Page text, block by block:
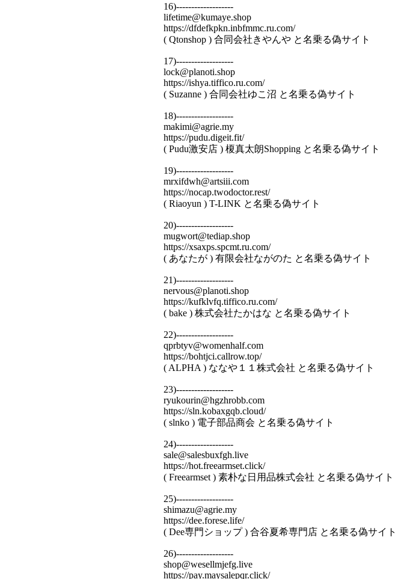
16)-------------------
lifetime@kumaye.shop
https://dfdefkpkn.inbfmmc.ru.com/
( Qtonshop ) 合同会社きやんや と名乗る偽サイト
17)-------------------
lock@planoti.shop
https://ishya.tiffico.ru.com/
( Suzanne ) 合同会社ゆこ沼 と名乗る偽サイト
18)-------------------
makimi@agrie.my
https://pudu.digeit.fit/
( Pudu激安店 ) 榎真太朗Shopping と名乗る偽サイト
19)-------------------
mrxifdwh@artsiii.com
https://nocap.twodoctor.rest/
( Riaoyun ) T-LINK と名乗る偽サイト
20)-------------------
mugwort@tediap.shop
https://xsaxps.spcmt.ru.com/
( あなたが ) 有限会社ながのた と名乗る偽サイト
21)-------------------
nervous@planoti.shop
https://kufklvfq.tiffico.ru.com/
( bake ) 株式会社たかはな と名乗る偽サイト
22)-------------------
qprbtyv@womenhalf.com
https://bohtjci.callrow.top/
( ALPHA ) ななや１１株式会社 と名乗る偽サイト
23)-------------------
ryukourin@hgzhrobb.com
https://sln.kobaxgqb.cloud/
( slnko ) 電子部品商会 と名乗る偽サイト
24)-------------------
sale@salesbuxfgh.live
https://hot.freearmset.click/
( Freearmset ) 素朴な日用品株式会社 と名乗る偽サイト
25)-------------------
shimazu@agrie.my
https://dee.forese.life/
( Dee専門ショップ ) 合谷夏希専門店 と名乗る偽サイト
26)-------------------
shop@wesellmjefg.live
https://pay.maysalepqr.click/